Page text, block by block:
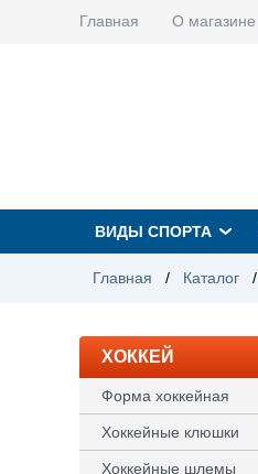
Главная О магазине
ВИДЫ СПОРТА
Главная / Каталог /
ХОККЕЙ
Форма хоккейная
Хоккейные клюшки
Хоккейные шлемы